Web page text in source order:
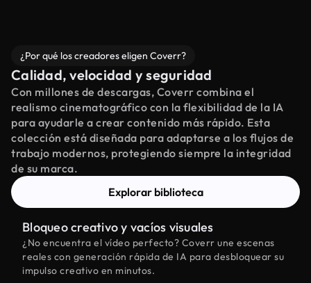
¿Por qué los creadores eligen Coverr?
Calidad, velocidad y seguridad
Con millones de descargas, Coverr combina el
realismo cinematográfico con la flexibilidad de la IA
para ayudarle a crear contenido más rápido. Esta
colección está diseñada para adaptarse a los flujos de
trabajo modernos, protegiendo siempre la integridad
de su marca.
Explorar biblioteca
Bloqueo creativo y vacíos visuales
¿No encuentra el vídeo perfecto? Coverr une escenas
reales con generación rápida de IA para desbloquear su
impulso creativo en minutos.